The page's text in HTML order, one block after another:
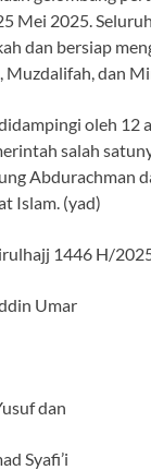
Mei 2025.
dan bersiap
Muzdalifah, dan
oleh 12
salah
Abdurachman
Islam. (yad)
1446 H/
Umar
dan
Syafi’i